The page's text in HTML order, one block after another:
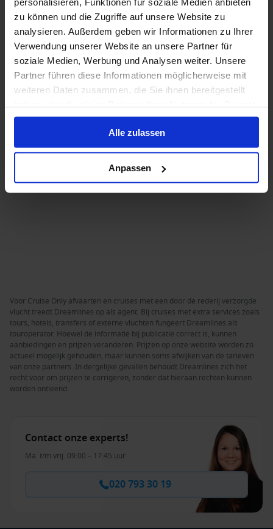
zu können und die Zugriffe auf unsere Website zu
analysieren. Außerdem geben wir Informationen zu Ihrer
Verwendung unserer Website an unsere Partner für
soziale Medien, Werbung und Analysen weiter. Unsere
Partner führen diese Informationen möglicherweise mit
weiteren Daten zusammen, die Sie ihnen bereitgestellt
gesammelt haben.
Alle zulassen
Anpassen
Met 88 hutten nodigt de VIVA ONE tot 176 passagiers
uit om te genieten van momenten van welzijn aan
boord. Het interieurontwerp is goed doordacht - de
open ruimtes vloeien harmonieus in elkaar over en
laten het schip zeer ruim en ruimtelijk overkomen.
Bouwjaar:
2021
Munteenheid:
EUR
Passagiers:
Toon dekplan
Meer informatie
Voor Cruise Only afvaarten en cruises met een door de rederij verzorgde
vlucht treedt Dreamlines op als agent. Bij cruises met extra services zoals
tours, hotels, transfers of externe vluchten fungeert Dreamlines als
touroperator. Hoewel de informatie bij publicatie correct is, kunnen
aanbiedingen en prijzen veranderen. Prijzen op onze website worden zo
actueel mogelijk gehouden, maar kunnen soms afwijken van de tarieven
van onze partners. In dergelijke gevallen behoudt Dreamlines zich het
recht voor om prijzen te corrigeren, zonder dat hieraan rechten kunnen
worden ontleend.
Contact onze experts!
Ma. t/m vrij. 09:00 – 17:45 uur
020 793 30 19